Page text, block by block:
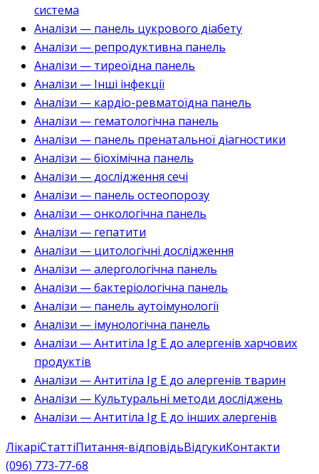
система
Аналізи — панель цукрового діабету
Аналізи — репродуктивна панель
Аналізи — тиреоїдна панель
Аналізи — Інші інфекції
Аналізи — кардіо-ревматоїдна панель
Аналізи — гематологічна панель
Аналізи — панель пренатальної діагностики
Аналізи — біохімічна панель
Аналізи — дослідження сечі
Аналізи — панель остеопорозу
Аналізи — онкологічна панель
Аналізи — гепатити
Аналізи — цитологічні дослідження
Аналізи — алергологічна панель
Аналізи — бактеріологічна панель
Аналізи — панель аутоімунології
Аналізи — імунологічна панель
Аналізи — Антитіла Ig E до алергенів харчових
продуктів
Аналізи — Антитіла Ig E до алергенів тварин
Аналізи — Культуральні методи досліджень
Аналізи — Антитіла Ig E до інших алергенів
ЛікаріСтаттіПитання-відповідьВідгукиКонтакти
(096) 773-77-68